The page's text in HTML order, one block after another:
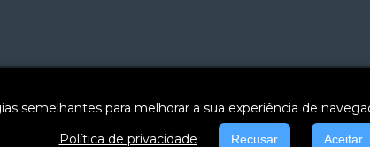
semelhantes para melhorar a sua experiência de
Política de privacidade
Recusar Aceitar